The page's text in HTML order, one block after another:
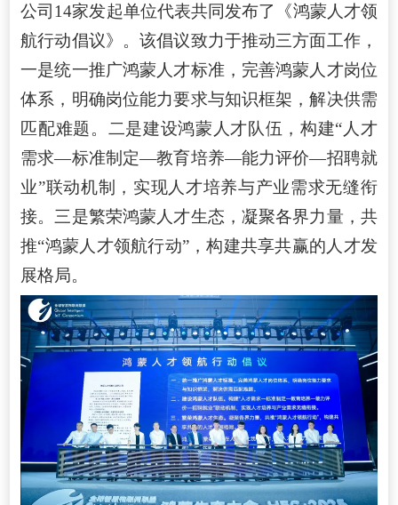
公司14家发起单位代表共同发布了《鸿蒙人才领
航行动倡议》。该倡议致力于推动三方面工作，
一是统一推广鸿蒙人才标准，完善鸿蒙人才岗位
体系，明确岗位能力要求与知识框架，解决供需
匹配难题。二是建设鸿蒙人才队伍，构建“人才
需求—标准制定—教育培养—能力评价—招聘就
业”联动机制，实现人才培养与产业需求无缝衔
接。三是繁荣鸿蒙人才生态，凝聚各界力量，共
推“鸿蒙人才领航行动”，构建共享共赢的人才发
展格局。